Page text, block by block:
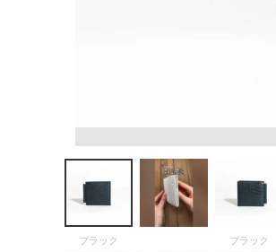
FOLLOW US
ブラック ブラック